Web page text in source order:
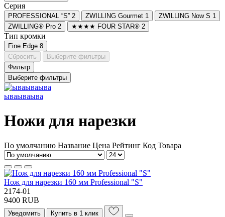
Серия
PROFESSIONAL “S” 2 ZWILLING Gourmet 1 ZWILLING Now S 1
ZWILLING® Pro 2 ★★★★ FOUR STAR® 2
Тип кромки
Fine Edge 8
Сбросить
Выберите фильтры
Фильтр
Выберите фильтры
ываываыва
Ножи для нарезки
По умолчанию Название Цена Рейтинг Код Товара
Нож для нарезки 160 мм Professional "S"
2174-01
9400 RUB
Уведомить Купить в 1 клик